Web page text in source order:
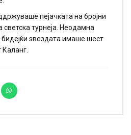
пејачката на бројни
светска турнеја. Неодамна
бидејќи ѕвездата имаше шест